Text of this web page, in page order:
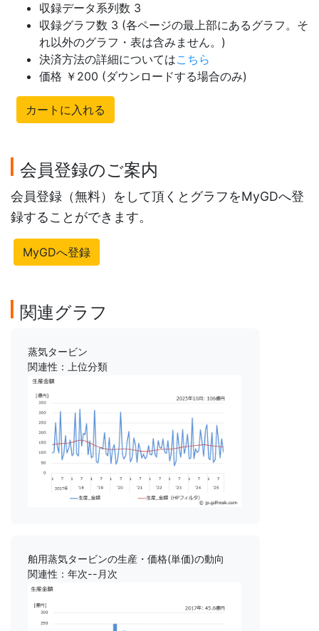
収録データ系列数 3
収録グラフ数 3 (各ページの最上部にあるグラフ。そ
れ以外のグラフ・表は含みません。)
決済方法の詳細についてはこちら
価格 ￥200 (ダウンロードする場合のみ)
カートに入れる
会員登録のご案内
会員登録（無料）をして頂くとグラフをMyGDへ登
録することができます。
MyGDへ登録
関連グラフ
蒸気タービン
関連性：上位分類
舶用蒸気タービンの生産・価格(単価)の動向
関連性：年次--月次